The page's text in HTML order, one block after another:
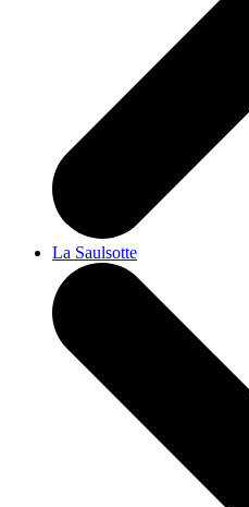
La Saulsotte